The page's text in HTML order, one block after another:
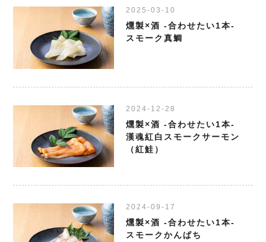
2025-03-10
燻製×酒 -合わせたい1本-
スモーク真鯛
2024-12-28
燻製×酒 -合わせたい1本-
漢魂紅白スモークサーモン
（紅鮭）
2024-09-17
燻製×酒 -合わせたい1本-
スモークかんぱち